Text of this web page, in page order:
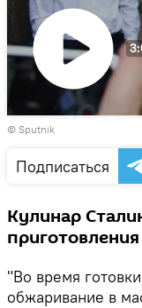
Воспроизвести
© Sputnik
Подписаться
Кулинар
"Во время
обжаривание в